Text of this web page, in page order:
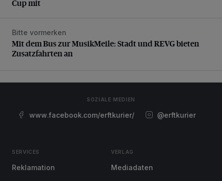
Cup mit
Mit dem Bus zur MusikMeile: Stadt und REVG bieten
Bitte vormerken
Mit dem Bus zur MusikMeile: Stadt und REVG bieten
Zusatzfahrten an
SOZIALE MEDIEN
www.facebook.com/erftkurier/ @erftkurier
SERVICES
Reklamation
VERLAG
Mediadaten